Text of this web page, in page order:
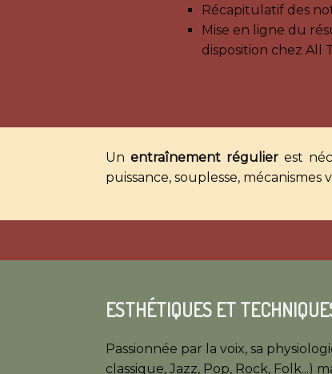
Récapitulatif des
Mise en ligne du
disposition chez All
Un entraînement régulierest
puissance, souplesse, mécanismes
ESTHÉTIQUES ET
Passionnée par la voix, sa
classique, Jazz, Pop, Rock, Folk...)